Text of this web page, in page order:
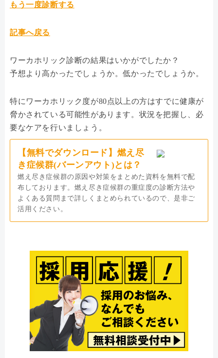
もう一度診断する
記事へ戻る
ワーカホリック診断の結果はいかがでしたか？
予想より高かったでしょうか。低かったでしょうか。
特にワーカホリック度が80点以上の方はすでに健康が
脅かされている可能性があります。状況を把握し、必
要なケアを行いましょう。
【無料でダウンロード】燃え尽
き症候群(バーンアウト)とは？
燃え尽き症候群の原因や対策をまとめた資料を無料で配
布しております。燃え尽き症候群の重症度の診断方法や
よくある質問まで詳しくまとめられているので、是非ご
活用ください。